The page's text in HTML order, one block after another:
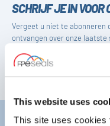
This website uses
This site uses cookies
SCHRIJF JE IN VOOR
Vergeet u niet te abonneren
ontvangen over onze laatste
Darlington